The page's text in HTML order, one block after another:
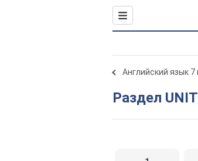
Английский язык
Раздел